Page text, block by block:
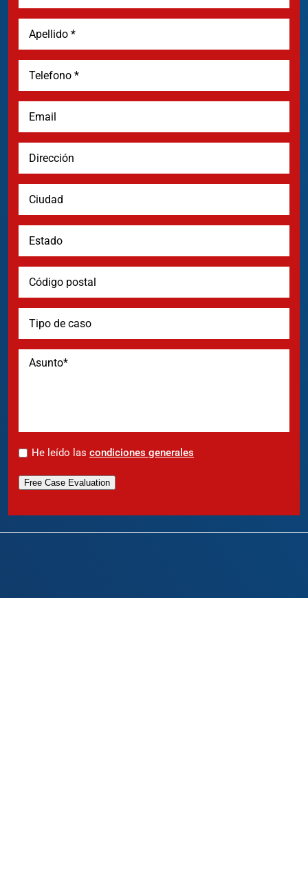
* He leído las condiciones generales
Free Case Evaluation